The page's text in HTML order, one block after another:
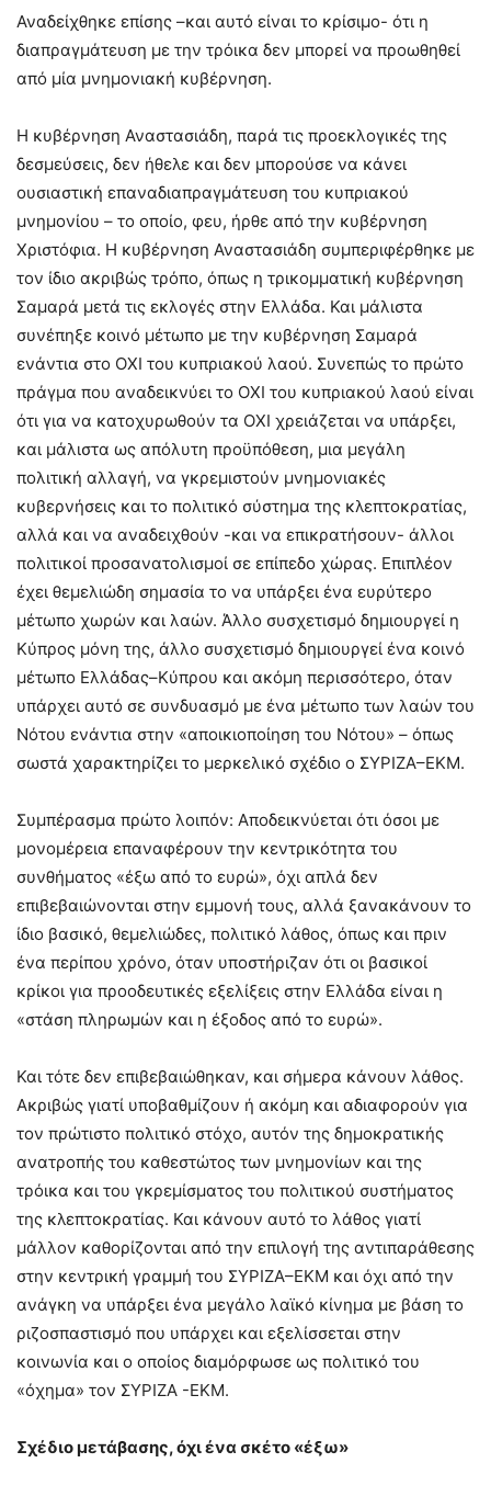
Αναδείχθηκε επίσης –και αυτό είναι το κρίσιμο- ότι η
διαπραγμάτευση με την τρόικα δεν μπορεί να προωθηθεί
από μία μνημονιακή κυβέρνηση.
Η κυβέρνηση Αναστασιάδη, παρά τις προεκλογικές της
δεσμεύσεις, δεν ήθελε και δεν μπορούσε να κάνει
ουσιαστική επαναδιαπραγμάτευση του κυπριακού
μνημονίου – το οποίο, φευ, ήρθε από την κυβέρνηση
Χριστόφια. Η κυβέρνηση Αναστασιάδη συμπεριφέρθηκε με
τον ίδιο ακριβώς τρόπο, όπως η τρικομματική κυβέρνηση
Σαμαρά μετά τις εκλογές στην Ελλάδα. Και μάλιστα
συνέπηξε κοινό μέτωπο με την κυβέρνηση Σαμαρά
ενάντια στο ΟΧΙ του κυπριακού λαού. Συνεπώς το πρώτο
πράγμα που αναδεικνύει το ΟΧΙ του κυπριακού λαού είναι
ότι για να κατοχυρωθούν τα ΟΧΙ χρειάζεται να υπάρξει,
και μάλιστα ως απόλυτη προϋπόθεση, μια μεγάλη
πολιτική αλλαγή, να γκρεμιστούν μνημονιακές
κυβερνήσεις και το πολιτικό σύστημα της κλεπτοκρατίας,
αλλά και να αναδειχθούν -και να επικρατήσουν- άλλοι
πολιτικοί προσανατολισμοί σε επίπεδο χώρας. Επιπλέον
έχει θεμελιώδη σημασία το να υπάρξει ένα ευρύτερο
μέτωπο χωρών και λαών. Άλλο συσχετισμό δημιουργεί η
Κύπρος μόνη της, άλλο συσχετισμό δημιουργεί ένα κοινό
μέτωπο Ελλάδας–Κύπρου και ακόμη περισσότερο, όταν
υπάρχει αυτό σε συνδυασμό με ένα μέτωπο των λαών του
Νότου ενάντια στην «αποικιοποίηση του Νότου» – όπως
σωστά χαρακτηρίζει το μερκελικό σχέδιο ο ΣΥΡΙΖΑ–ΕΚΜ.
Συμπέρασμα πρώτο λοιπόν: Αποδεικνύεται ότι όσοι με
μονομέρεια επαναφέρουν την κεντρικότητα του
συνθήματος «έξω από το ευρώ», όχι απλά δεν
επιβεβαιώνονται στην εμμονή τους, αλλά ξανακάνουν το
ίδιο βασικό, θεμελιώδες, πολιτικό λάθος, όπως και πριν
ένα περίπου χρόνο, όταν υποστήριζαν ότι οι βασικοί
κρίκοι για προοδευτικές εξελίξεις στην Ελλάδα είναι η
«στάση πληρωμών και η έξοδος από το ευρώ».
Και τότε δεν επιβεβαιώθηκαν, και σήμερα κάνουν λάθος.
Ακριβώς γιατί υποβαθμίζουν ή ακόμη και αδιαφορούν για
τον πρώτιστο πολιτικό στόχο, αυτόν της δημοκρατικής
ανατροπής του καθεστώτος των μνημονίων και της
τρόικα και του γκρεμίσματος του πολιτικού συστήματος
της κλεπτοκρατίας. Και κάνουν αυτό το λάθος γιατί
μάλλον καθορίζονται από την επιλογή της αντιπαράθεσης
στην κεντρική γραμμή του ΣΥΡΙΖΑ–ΕΚΜ και όχι από την
ανάγκη να υπάρξει ένα μεγάλο λαϊκό κίνημα με βάση το
ριζοσπαστισμό που υπάρχει και εξελίσσεται στην
κοινωνία και ο οποίος διαμόρφωσε ως πολιτικό του
«όχημα» τον ΣΥΡΙΖΑ -ΕΚΜ.
Σχέδιο μετάβασης, όχι ένα σκέτο «έξω»